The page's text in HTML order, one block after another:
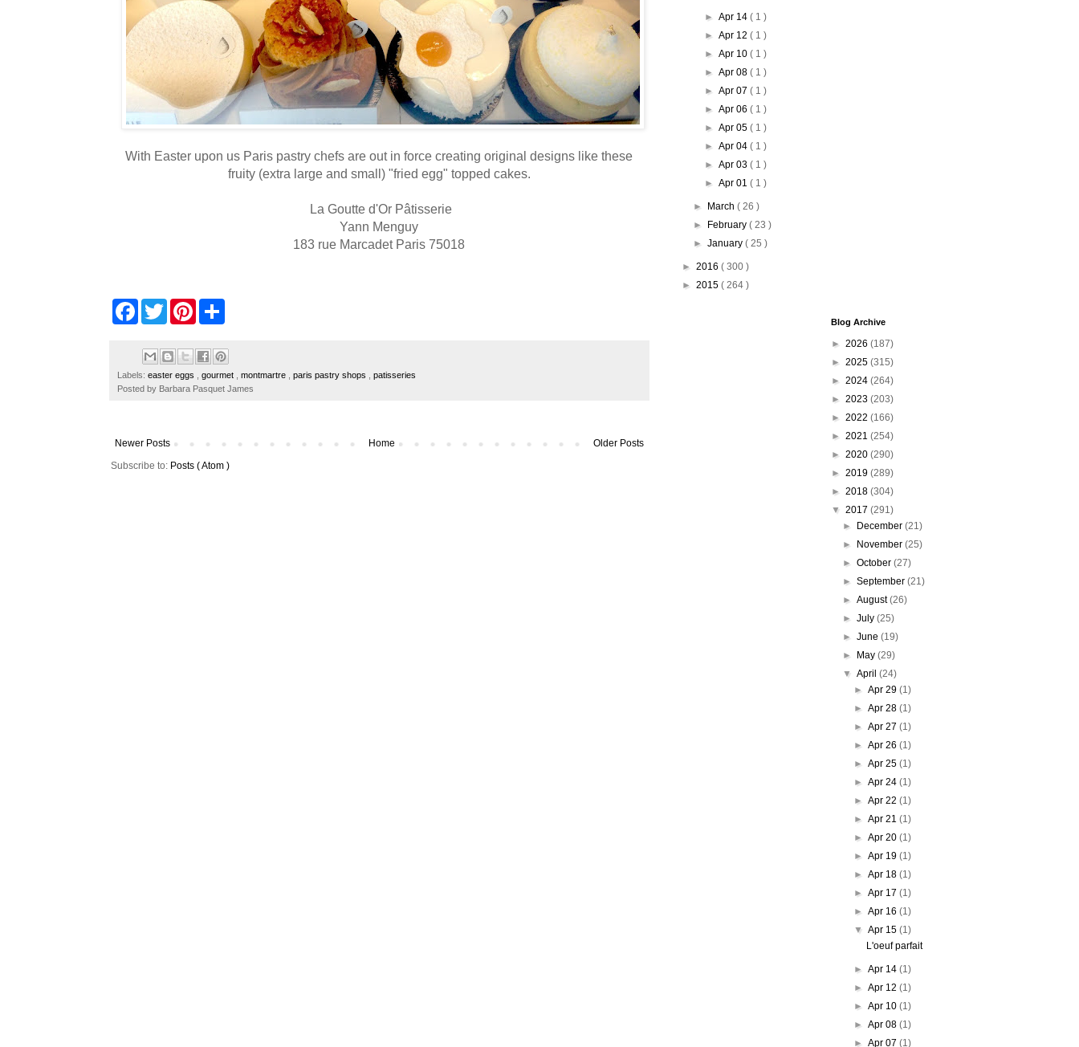
With Easter upon us Paris pastry chefs are out in force creating original designs like these
fruity (extra large and small) "fried egg" topped cakes.
La Goutte d'Or Pâtisserie
Yann Menguy
183 rue Marcadet Paris 75018
o
k
w
t
e
s
e
Labels: easter eggs , gourmet , montmartre , paris pastry shops , patisseries
Posted by Barbara Pasquet James
Newer Posts Older Posts
Home
Subscribe to: Posts ( Atom )
►Apr 14( 1 )
►Apr 12( 1 )
►Apr 10( 1 )
►Apr 08( 1 )
►Apr 07( 1 )
►Apr 06( 1 )
►Apr 05( 1 )
►Apr 04( 1 )
►Apr 03( 1 )
►Apr 01( 1 )
► March ( 26 )
►
February ( 23 )
► January ( 25 )
► 2016 ( 300 )
► 2015 ( 264 )
Blog Archive
► 2026 (187)
► 2025 (315)
► 2024 (264)
► 2023 (203)
► 2022 (166)
► 2021 (254)
► 2020 (290)
► 2019 (289)
► 2018 (304)
▼ 2017 (291)
►
December (21)
►
November (25)
► October (27)
► September (21)
► August(26)
► July (25)
► June (19)
►
May (29)
▼ April (24)
►Apr 29(1)
►Apr 28(1)
►Apr 27(1)
►Apr 26(1)
►Apr 25(1)
►Apr 24(1)
►Apr 22(1)
►Apr 21(1)
►Apr 20(1)
►Apr 19(1)
►Apr 18(1)
►Apr 17(1)
►Apr 16(1)
▼Apr 15(1)
L'oeuf parfait
►Apr 14(1)
►Apr 12(1)
►Apr 10(1)
►Apr 08(1)
►Apr 07(1)